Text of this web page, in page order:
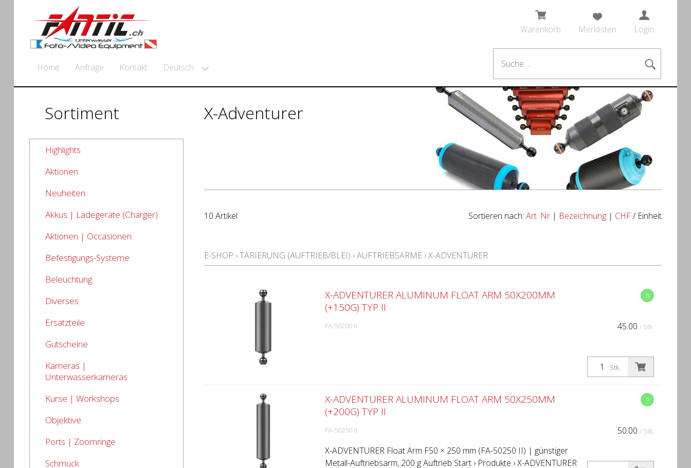
Warenkorb Merklisten Login
Home Anfrage Kontakt Deutsch
Sortiment
Highlights
Aktionen
Neuheiten
Akkus | Ladegeräte (Charger)
Aktionen | Occasionen
Befestigungs-Systeme
Beleuchtung
Diverses
Ersatzteile
Gutscheine
Kameras |
Unterwasserkameras
Kurse | Workshops
Objektive
Ports | Zoomringe
Schmuck
X-Adventurer
Sortieren nach: Art. Nr | Bezeichnung | CHF/ Einheit
10 Artikel
E-SHOP ›TARIERUNG (AUFTRIEB/BLEI) ›AUFTRIEBSARME ›X-ADVENTURER
8
45.00 / Stk.
Stk.
X-ADVENTURER ALUMINUM FLOAT ARM 50X200MM
(+150G) TYP II
FA-50200 II
9
50.00 / Stk.
X-ADVENTURER ALUMINUM FLOAT ARM 50X250MM
(+200G) TYP II
FA-50250 II
X-ADVENTURER Float Arm F50 × 250 mm (FA-50250 II) | günstiger
Metall-Auftriebsarm, 200 g Auftrieb Start › Produkte › X-ADVENTURER